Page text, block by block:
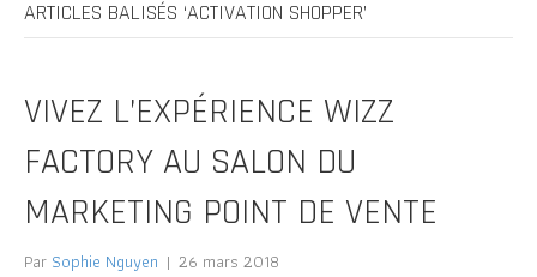
ARTICLES BALISÉS ‘ACTIVATION SHOPPER’
VIVEZ L’EXPÉRIENCE WIZZ
FACTORY AU SALON DU
MARKETING POINT DE VENTE
Par Sophie Nguyen | 26 mars 2018